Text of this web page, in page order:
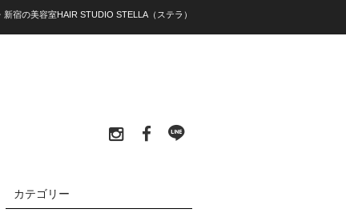
宿の美容室HAIR STUDIO STELLA（ステラ）
カテゴリー